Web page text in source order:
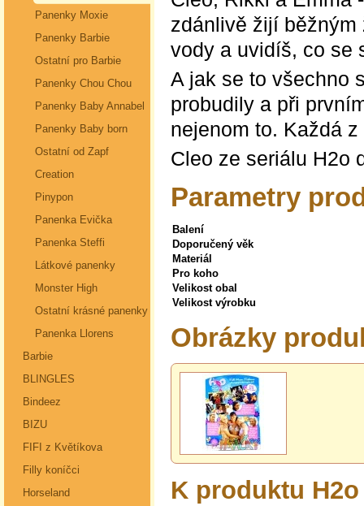
Panenky Moxie
Panenky Barbie
Ostatní pro Barbie
Panenky Chou Chou
Panenky Baby Annabel
Panenky Baby born
Ostatní od Zapf
Creation
Pinypon
Panenka Evička
Panenka Steffi
Látkové panenky
Monster High
Ostatní krásné panenky
Panenka Llorens
Barbie
BLINGLES
Bindeez
BIZU
FIFI z Květíkova
Filly koníčci
Horseland
zdánlivě žijí běžným
vody a uvidíš, co se
A jak se to všechno
probudily a při
nejenom to. Každá
Cleo ze seriálu H2o
Parametry
Balení
Doporučený věk
Materiál
Pro koho
Velikost obal
Velikost výrobku
Obrázky
K produktu